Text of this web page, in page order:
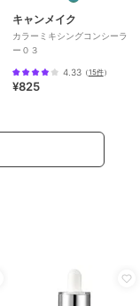
キャンメイク
カラーミキシングコンシーラ
ー０３
4.33（15件）
¥825